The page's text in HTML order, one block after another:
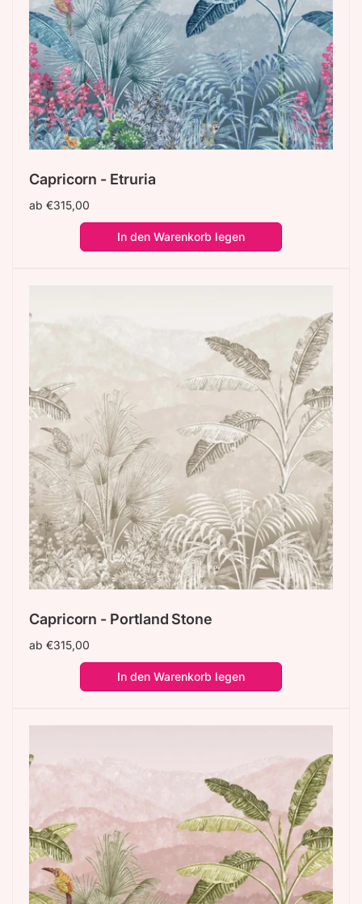
Capricorn - Etruria
Normaler
ab €315,00
In den Warenkorb legen
Capricorn - Portland Stone
Normaler
ab €315,00
In den Warenkorb legen